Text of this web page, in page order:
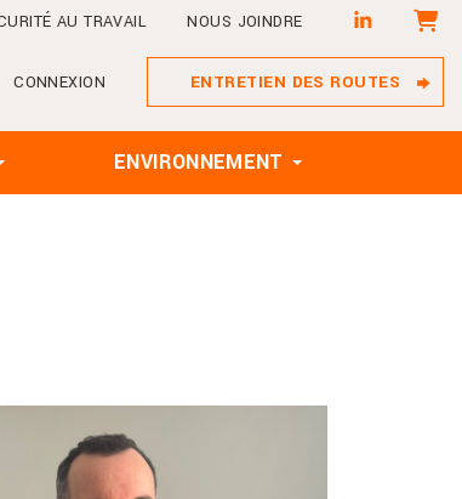
AU TRAVAIL NOUS JOINDRE
CONNEXION ENTRETIEN DES ROUTES
ENVIRONNEMENT